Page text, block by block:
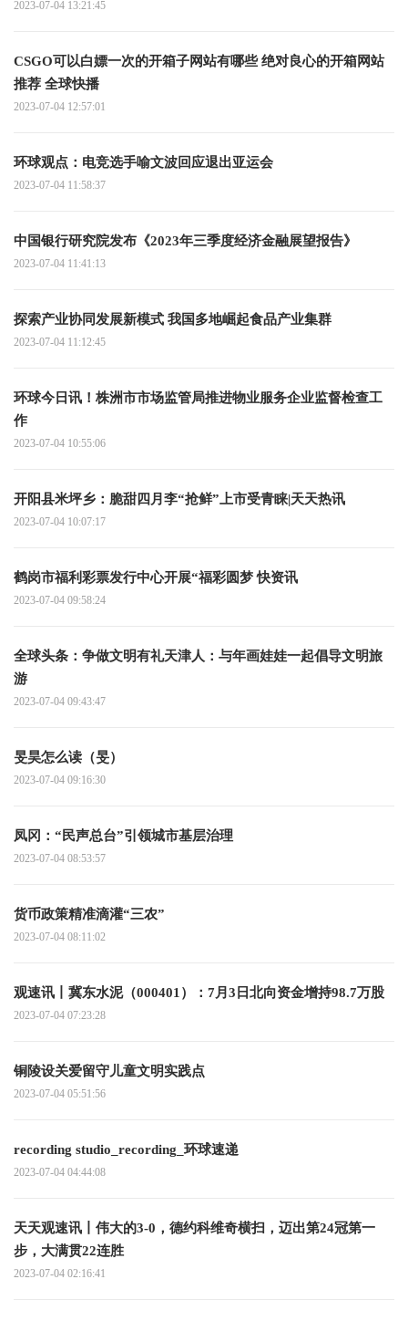
2023-07-04 13:21:45
CSGO可以白嫖一次的开箱子网站有哪些 绝对良心的开箱网站
推荐 全球快播
2023-07-04 12:57:01
环球观点：电竞选手喻文波回应退出亚运会
2023-07-04 11:58:37
中国银行研究院发布《2023年三季度经济金融展望报告》
2023-07-04 11:41:13
探索产业协同发展新模式 我国多地崛起食品产业集群
2023-07-04 11:12:45
环球今日讯！株洲市市场监管局推进物业服务企业监督检查工
作
2023-07-04 10:55:06
开阳县米坪乡：脆甜四月李“抢鲜”上市受青睐|天天热讯
2023-07-04 10:07:17
鹤岗市福利彩票发行中心开展“福彩圆梦 快资讯
2023-07-04 09:58:24
全球头条：争做文明有礼天津人：与年画娃娃一起倡导文明旅
游
2023-07-04 09:43:47
旻昊怎么读（旻）
2023-07-04 09:16:30
凤冈：“民声总台”引领城市基层治理
2023-07-04 08:53:57
货币政策精准滴灌“三农”
2023-07-04 08:11:02
观速讯丨冀东水泥（000401）：7月3日北向资金增持98.7万股
2023-07-04 07:23:28
铜陵设关爱留守儿童文明实践点
2023-07-04 05:51:56
recording studio_recording_环球速递
2023-07-04 04:44:08
天天观速讯丨伟大的3-0，德约科维奇横扫，迈出第24冠第一
步，大满贯22连胜
2023-07-04 02:16:41